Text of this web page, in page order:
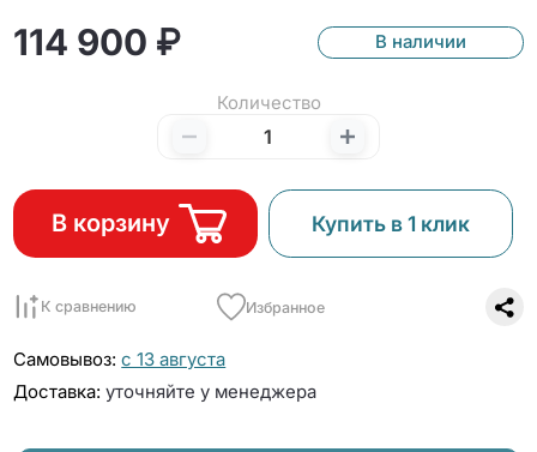
114 900 ₽ В наличии
Количество
В корзину Купить в 1 клик
К сравнению Избранное
Самовывоз: с 13 августа
Доставка: уточняйте у менеджера